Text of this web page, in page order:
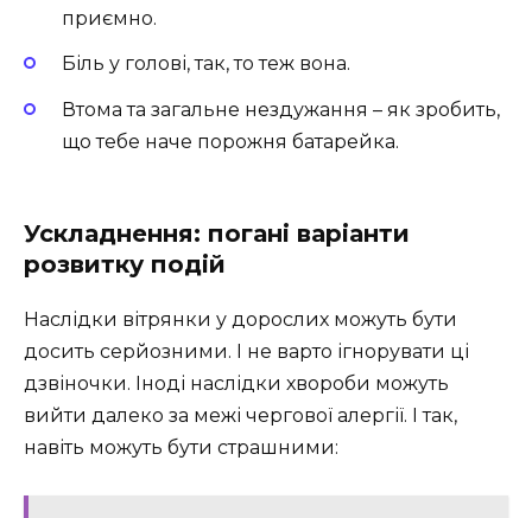
приємно.
Біль у голові, так, то теж вона.
Втома та загальне нездужання – як зробить,
що тебе наче порожня батарейка.
Ускладнення: погані варіанти
розвитку подій
Наслідки вітрянки у дорослих можуть бути
досить серйозними. І не варто ігнорувати ці
дзвіночки. Іноді наслідки хвороби можуть
вийти далеко за межі чергової алергії. І так,
навіть можуть бути страшними: